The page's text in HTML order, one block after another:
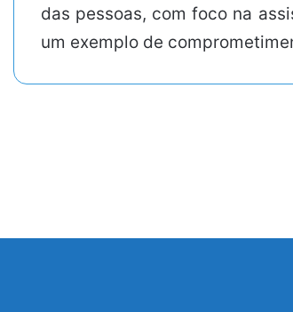
das pessoas, com foco na
um exemplo de